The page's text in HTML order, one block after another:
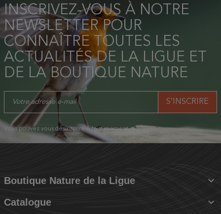
INSCRIVEZ-VOUS À NOTRE
NEWSLETTER POUR
CONNAÎTRE TOUTES LES
ACTUALITÉS DE LA LIGUE ET
DE LA BOUTIQUE NATURE
Vous pouvez vous désinscrire à tout moment.
Boutique Nature de la Ligue 
Catalogue 